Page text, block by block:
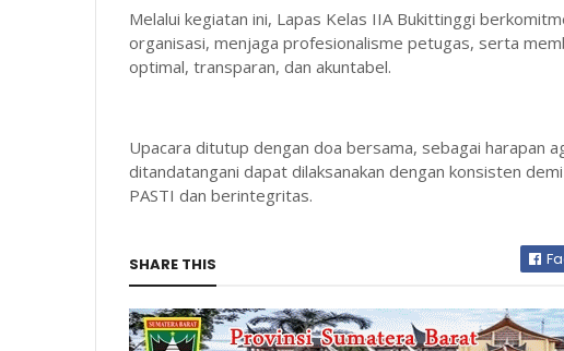
Melalui kegiatan ini, Lapas Kelas IIA Bukittinggi
organisasi, menjaga profesionalisme petugas, serta
optimal, transparan, dan akuntabel.
Upacara ditutup dengan doa bersama, sebagai harapan
ditandatangani dapat dilaksanakan dengan konsisten
PASTI dan berintegritas.
SHARE THIS